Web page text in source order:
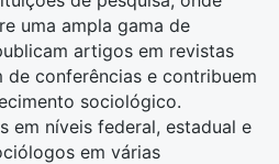
uma ampla gama de
artigos em revistas
conferências e contribuem
sociológico.
em níveis federal, estadual e
em várias